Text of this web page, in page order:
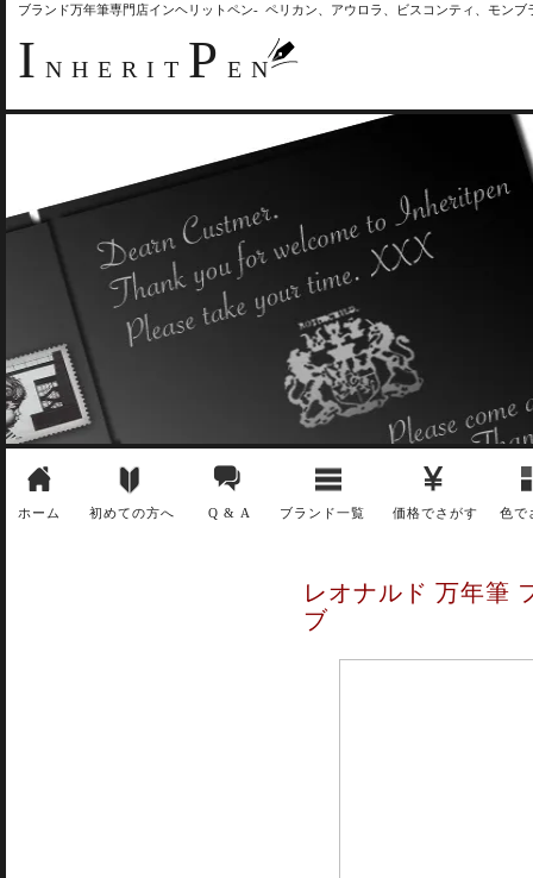
ブランド万年筆専門店インヘリットペン- ペリカン、アウロラ、ビスコンティ、モン
I NHERIT P EN
ホーム 初めての方へ Q & A ブランド一覧 価格でさがす 色で
レオナルド 万年筆
ブ